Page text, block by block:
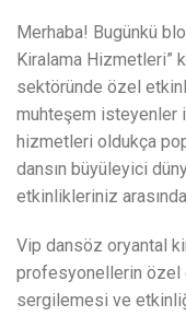
Merhaba! Bugünkü
Kiralama Hizmetleri”
sektöründe özel
muhteşem isteyenler
hizmetleri oldukça
dansın büyüleyici
etkinlikleriniz
Vip dansöz oryantal
profesyonellerin özel
sergilemesi ve